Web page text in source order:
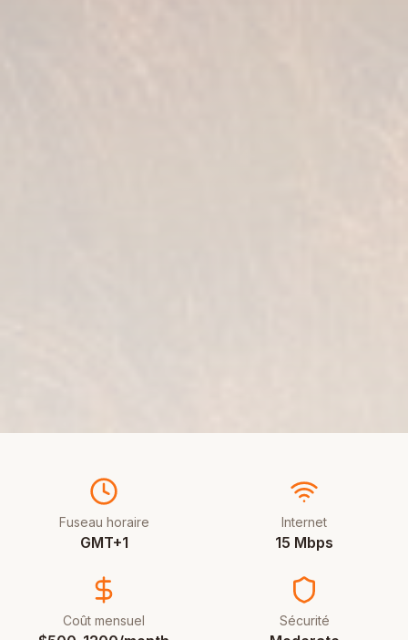
Fuseau horaire
GMT+1
Internet
15 Mbps
Coût mensuel Sécurité